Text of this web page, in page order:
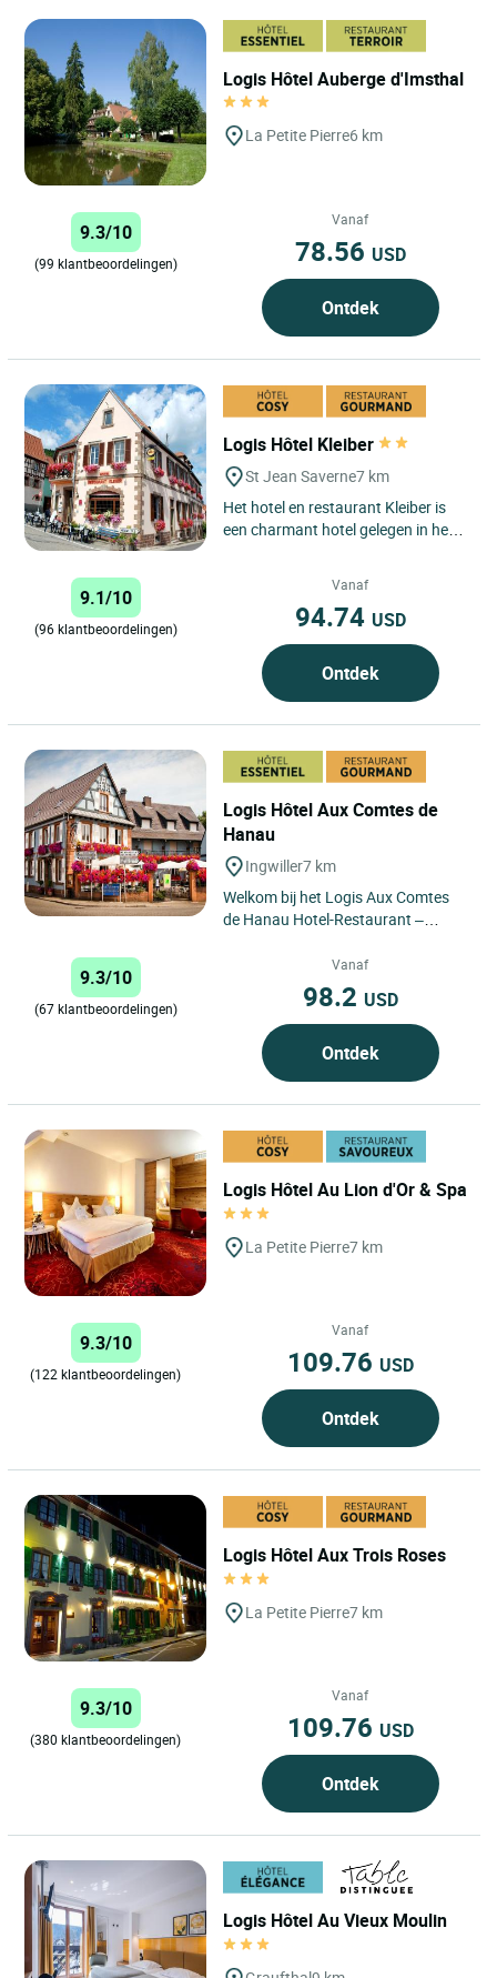
Logis Hôtel Auberge d'Imsthal
La Petite Pierre6 km
9.3/10
(99 klantbeoordelingen)
Vanaf
78.56 USD
Ontdek
Logis Hôtel Kleiber
St Jean Saverne7 km
Het hotel en restaurant Kleiber is
een charmant hotel gelegen in het
9.1/10
(96 klantbeoordelingen)
Vanaf
94.74 USD
Ontdek
Logis Hôtel Aux Comtes de
Hanau
Ingwiller7 km
Welkom bij het Logis Aux Comtes
de Hanau Hotel-Restaurant –
Elzas, in het charmante...
9.3/10
(67 klantbeoordelingen)
Vanaf
98.2 USD
Ontdek
Logis Hôtel Au Lion d'Or & Spa
La Petite Pierre7 km
9.3/10
(122 klantbeoordelingen)
Vanaf
109.76 USD
Ontdek
Logis Hôtel Aux Trois Roses
La Petite Pierre7 km
9.3/10
(380 klantbeoordelingen)
Vanaf
109.76 USD
Ontdek
Logis Hôtel Au Vieux Moulin